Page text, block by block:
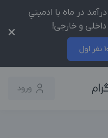
+25 میلیون درآمد در ماه با ادمینیِ
و خارجی!
×
ورود